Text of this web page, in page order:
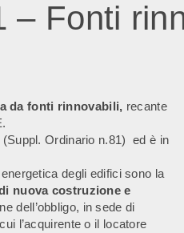
– Fonti
da fonti rinnovabili, recante
Ordinario n.81) ed è in
degli edifici sono la
nuova costruzione e
dell’obbligo, in sede di
l’acquirente o il locatore